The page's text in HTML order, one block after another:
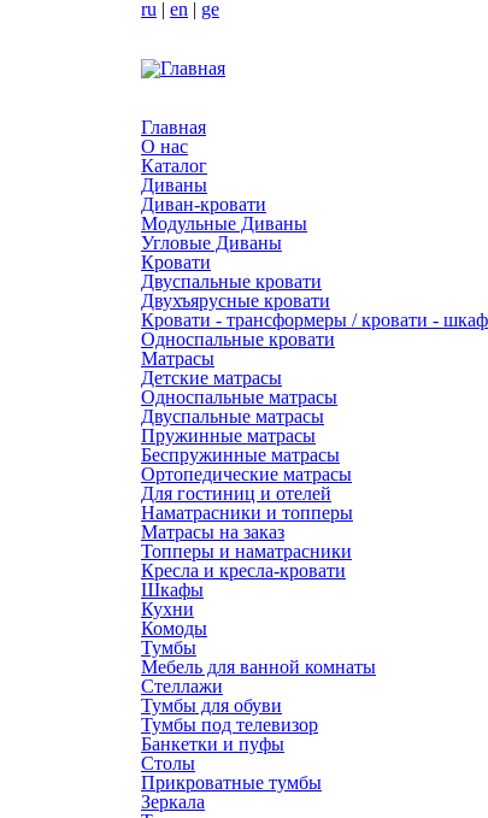
ru | en | ge
Главная
О нас
Каталог
Диваны
Диван-кровати
Модульные Диваны
Угловые Диваны
Кровати
Двуспальные кровати
Двухъярусные кровати
Кровати - трансформеры / кровати -
Односпальные кровати
Матрасы
Детские матрасы
Односпальные матрасы
Двуспальные матрасы
Пружинные матрасы
Беспружинные матрасы
Ортопедические матрасы
Для гостиниц и отелей
Наматрасники и топперы
Матрасы на заказ
Топперы и наматрасники
Кресла и кресла-кровати
Шкафы
Кухни
Комоды
Тумбы
Мебель для ванной комнаты
Стеллажи
Тумбы для обуви
Тумбы под телевизор
Банкетки и пуфы
Столы
Прикроватные тумбы
Зеркала